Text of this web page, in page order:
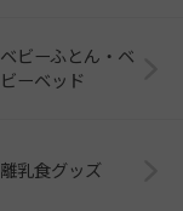
ベビーふとん・ベ
ビーベッド
離乳食グッズ